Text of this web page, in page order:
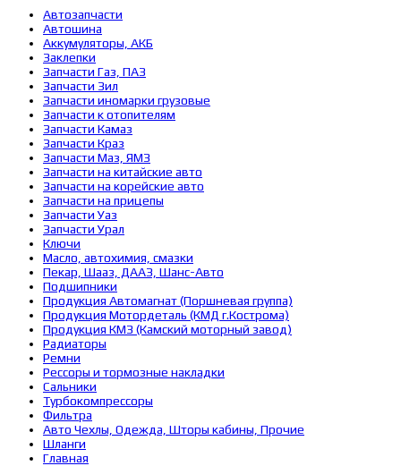
Автозапчасти
Автошина
Аккумуляторы, АКБ
Заклепки
Запчасти Газ, ПАЗ
Запчасти Зил
Запчасти иномарки грузовые
Запчасти к отопителям
Запчасти Камаз
Запчасти Краз
Запчасти Маз, ЯМЗ
Запчасти на китайские авто
Запчасти на корейские авто
Запчасти на прицепы
Запчасти Уаз
Запчасти Урал
Ключи
Масло, автохимия, смазки
Пекар, Шааз, ДААЗ, Шанс-Авто
Подшипники
Продукция Автомагнат (Поршневая группа)
Продукция Мотордеталь (КМД г.Кострома)
Продукция КМЗ (Камский моторный завод)
Радиаторы
Ремни
Рессоры и тормозные накладки
Сальники
Турбокомпрессоры
Фильтра
Авто Чехлы, Одежда, Шторы кабины, Прочие
Шланги
Главная